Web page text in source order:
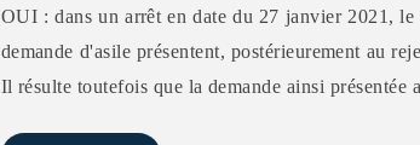
OUI : dans un arrêt en date du 27 janvier 2021, le
demande d'asile présentent, postérieurement au
Il résulte toutefois que la demande ainsi présentée